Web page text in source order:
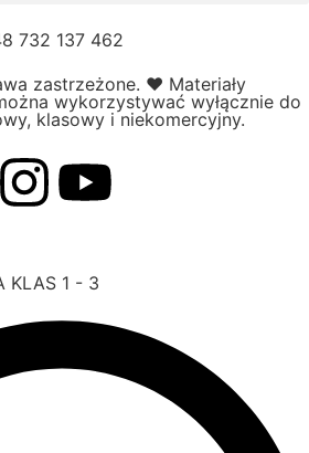
732 137 462
zastrzeżone. ❤️ Materiały
wykorzystywać wyłącznie do
klasowy i niekomercyjny.
KLAS 1 - 3